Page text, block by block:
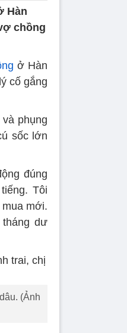
Hàn
chồng
ở Hàn
cố gắng
phụng
sốc lớn
đúng
Tôi
mới.
dư
(Ảnh